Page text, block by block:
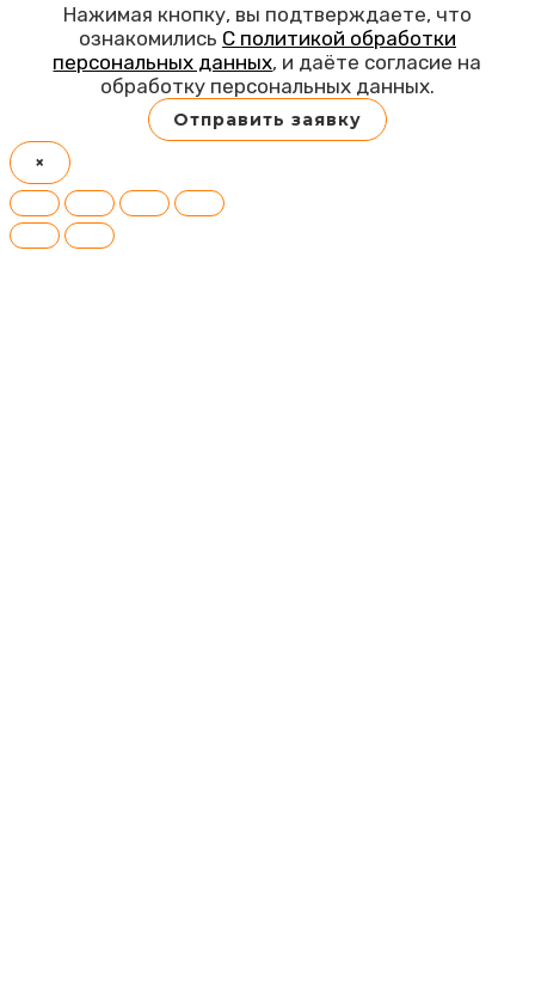
Нажимая кнопку, вы подтверждаете, что
ознакомились С политикой обработки
персональных данных, и даёте согласие на
обработку персональных данных.
Отправить заявку
×